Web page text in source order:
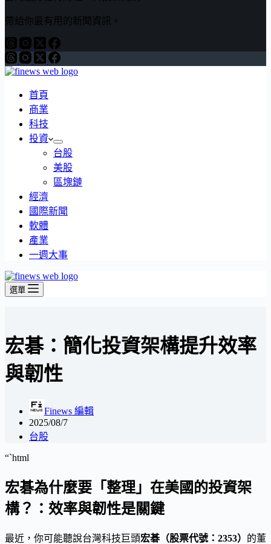
帶給你最有用的新聞資訊。
首頁
商業
科技
投資
台股
美股
區塊鏈
經濟
國際新聞
軟體
產業
一週大事
選單
宏碁：簡化投資架構提升效率
與韌性
Finews 編輯
2025/08/7
台股
“`html
宏碁為什麼要「整理」在美國的投資架
構？：效率與韌性是關鍵
最近，你可能聽說台灣科技巨頭宏碁（股票代號：2353） 的董